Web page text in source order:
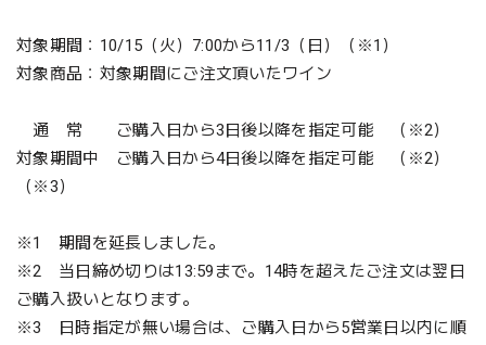
対象期間：10/15（火）7:00から11/3（日）（※1）
対象商品：対象期間にご注文頂いたワイン
通 常 ご購入日から3日後以降を指定可能 （※2）
対象期間中 ご購入日から4日後以降を指定可能 （※2）
（※3）
※1 期間を延長しました。
※2 当日締め切りは13:59まで。14時を超えたご注文は翌日
ご購入扱いとなります。
※3 日時指定が無い場合は、ご購入日から5営業日以内に順